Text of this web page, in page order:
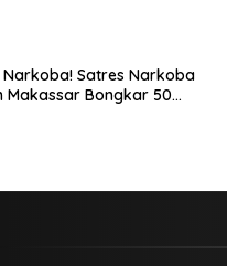
Narkoba! Satres Narkoba
Makassar Bongkar 50